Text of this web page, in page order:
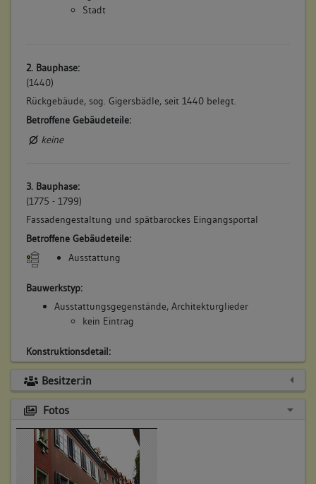
Stadt
2. Bauphase:
(1440)
Rückgebäude, sog. Gigersbädle, seit 1440 belegt.
Betroffene Gebäudeteile:
keine
3. Bauphase:
(1775 - 1799)
Fassadengestaltung und spätbarockes Eingangsportal
Betroffene Gebäudeteile:
Ausstattung
Bauwerkstyp:
Ausstattungsgegenstände, Architekturglieder
kein Eintrag
Konstruktionsdetail:
Detail (Ausstattung)
bemerkenswerte Türen
4. Bauphase:
(1900)
Im Eingangsbereich Stuckdecken der Zeit um 1900.
Besitzer:in
Fotos